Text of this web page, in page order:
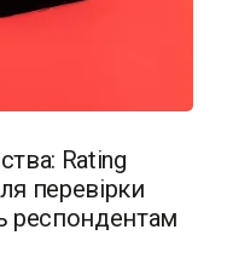
Rating
перевірки
респондентам